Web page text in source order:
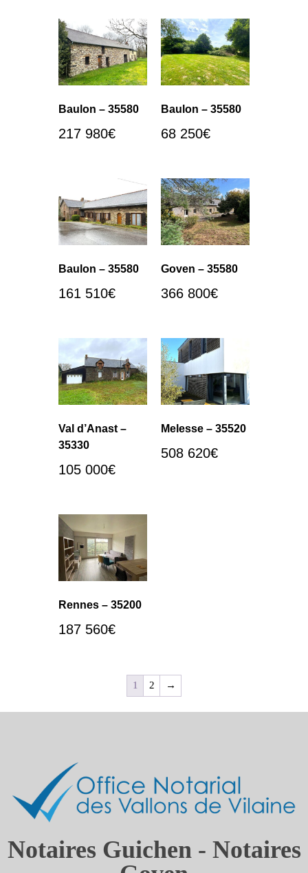
Baulon – 35580
217 980€
Baulon – 35580
68 250€
Baulon – 35580
161 510€
Goven – 35580
366 800€
Val d’Anast –
35330
105 000€
Melesse – 35520
508 620€
Rennes – 35200
187 560€
1 2 →
Notaires Guichen - Notaires